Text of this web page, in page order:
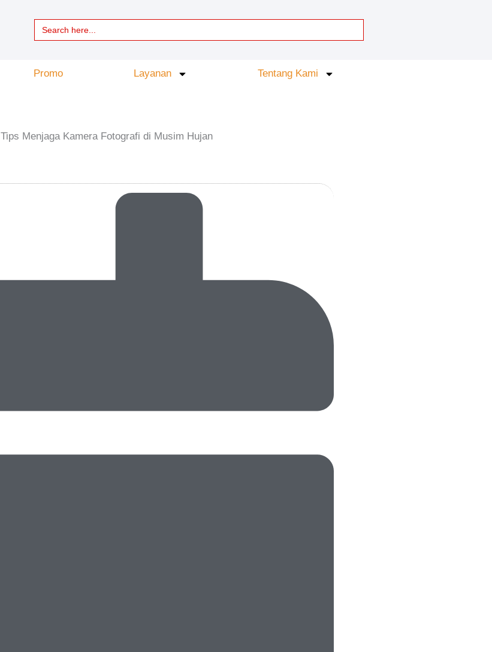
Search
for:
Promo Layanan Tentang Kami
Tips Menjaga Kamera Fotografi di Musim Hujan